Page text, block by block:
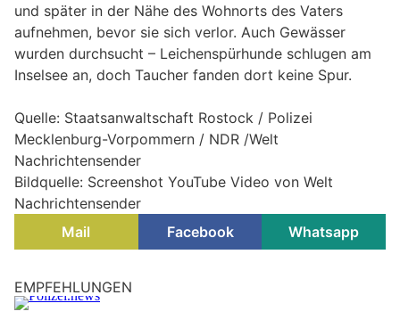
und später in der Nähe des Wohnorts des Vaters
aufnehmen, bevor sie sich verlor. Auch Gewässer
wurden durchsucht – Leichenspürhunde schlugen am
Inselsee an, doch Taucher fanden dort keine Spur.
Quelle: Staatsanwaltschaft Rostock / Polizei
Mecklenburg-Vorpommern / NDR /Welt
Nachrichtensender
Bildquelle: Screenshot YouTube Video von Welt
Nachrichtensender
Mail
Facebook Whatsapp
Stade, NI: Sechs Tote nach Schüssen in